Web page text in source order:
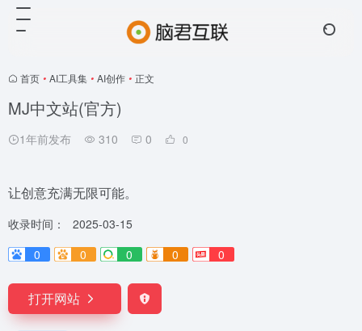
首页 • AI工具集 • AI创作 • 正文
MJ中文站(官方)
1年前发布 310 0 0
让创意充满无限可能。
收录时间：
2025-03-15
0
0 0 0 0
打开网站